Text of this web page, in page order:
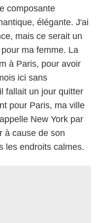
composante
élégante. J'ai
mais ce serait un
ma femme. La
à Paris, pour avoir
ici sans
fallait un jour quitter
pour Paris, ma ville
New York par
à cause de son
les endroits calmes.